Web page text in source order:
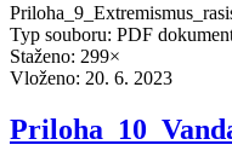
Typ souboru: PDF
Staženo: 299×
Vloženo: 20. 6. 2023